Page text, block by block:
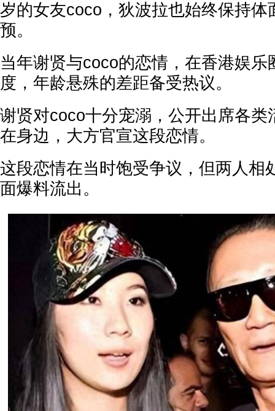
岁的女友coco，狄波拉也始终保持体
预。
当年谢贤与coco的恋情，在香港娱乐
度，年龄悬殊的差距备受热议。
谢贤对coco十分宠溺，公开出席各类
在身边，大方官宣这段恋情。
这段恋情在当时饱受争议，但两人相
面爆料流出。